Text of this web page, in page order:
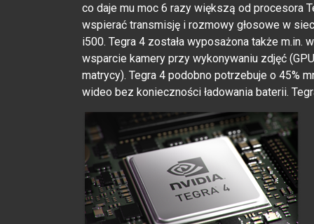
co daje mu moc 6 razy większą od procesora
wspierać transmisję i rozmowy głosowe w
i500. Tegra 4 została wyposażona także
wsparcie kamery przy wykonywaniu zdjęć
matrycy). Tegra 4 podobno potrzebuje o 45%
wideo bez konieczności ładowania baterii.